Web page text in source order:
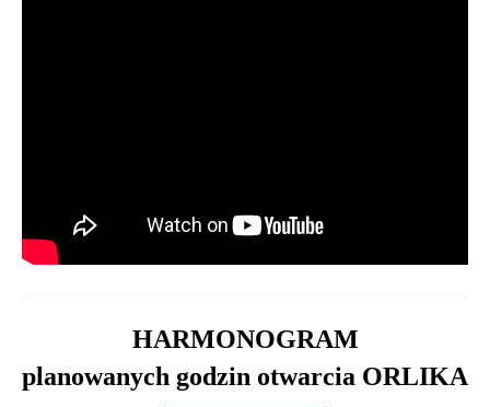
HARMONOGRAM
planowanych godzin otwarcia ORLIKA